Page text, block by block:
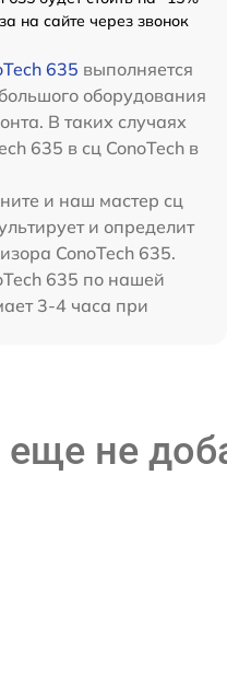
на сайте через звонок
635 выполняется
оборудования
В таких случаях
635 в сц ConoTech в
и наш мастер сц
и определит
ConoTech 635.
635 по нашей
3-4 часа при
не